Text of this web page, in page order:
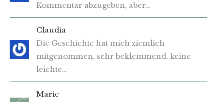
Kommentar abzugeben, aber…
Claudia
Die Geschichte hat mich ziemlich
mitgenommen, sehr beklemmend, keine
leichte…
Marie